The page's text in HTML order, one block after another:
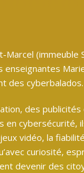
Marcel
enseignantes
cyberbalados.
des
en cybersécurité,
vidéo, la
curiosité,
devenir des